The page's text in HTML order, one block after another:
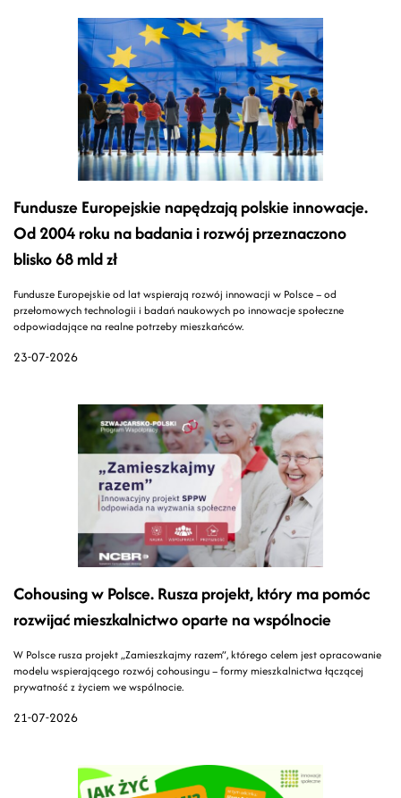
23-07-2026
Fundusze Europejskie napędzają polskie innowacje.
Od 2004 roku na badania i rozwój przeznaczono
blisko 68 mld zł
Fundusze Europejskie od lat wspierają rozwój innowacji w Polsce – od
przełomowych technologii i badań naukowych po innowacje społeczne
odpowiadające na realne potrzeby mieszkańców.
21-07-2026
Cohousing w Polsce. Rusza projekt, który ma pomóc
rozwijać mieszkalnictwo oparte na wspólnocie
W Polsce rusza projekt „Zamieszkajmy razem”, którego celem jest opracowanie
modelu wspierającego rozwój cohousingu – formy mieszkalnictwa łączącej
prywatność z życiem we wspólnocie.